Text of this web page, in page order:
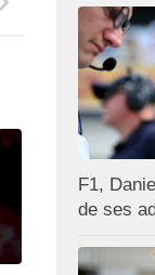
F1,
de ses